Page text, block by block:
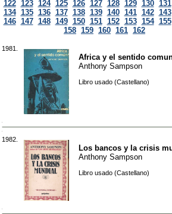
122 123 124 125 126 127 128 129 130 131
134 135 136 137 138 139 140 141 142 143
146 147 148 149 150 151 152 153 154 155
158 159 160 161 162
1981.
Africa y el sentido
Anthony Sampson
Libro usado (Castellano)
1982.
Los bancos y la crisis
Anthony Sampson
Libro usado (Castellano)